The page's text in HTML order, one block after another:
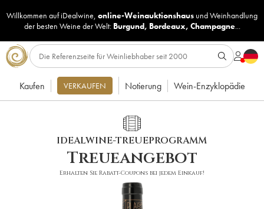
Willkommen auf iDealwine, online-Weinauktionshaus undWeinhandlung
der besten Weine der Welt: Burgund, Bordeaux, Champagne...
Kaufen VERKAUFEN Notierung Wein-Enzyklopädie
IDEALWINE-TREUEPROGRAMM
Treueangebot
Erhalten Sie Rabatt-Coupons bei jedem Einkauf!